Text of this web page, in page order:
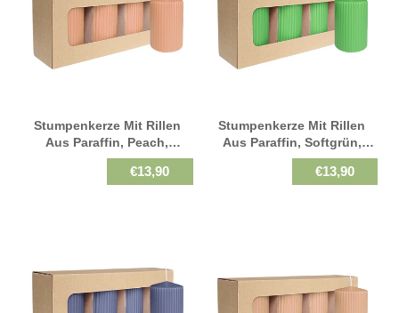
Stumpenkerze Mit Rillen
Aus Paraffin, Peach,
WENZEL, 130/70 Mm,
Brenndauer Ca. 57h,
€13,90
Stumpenkerze Mit Rillen
Aus Paraffin, Softgrün,
WENZEL, 130/70 Mm,
Brenndauer Ca. 57h,
€13,90